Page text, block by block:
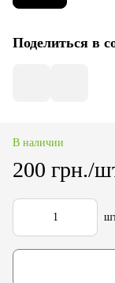
Поделиться в
В наличии
200 грн./